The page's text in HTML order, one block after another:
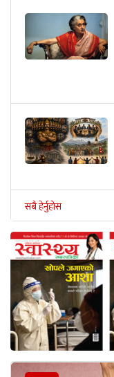
सबै हेर्नुहोस